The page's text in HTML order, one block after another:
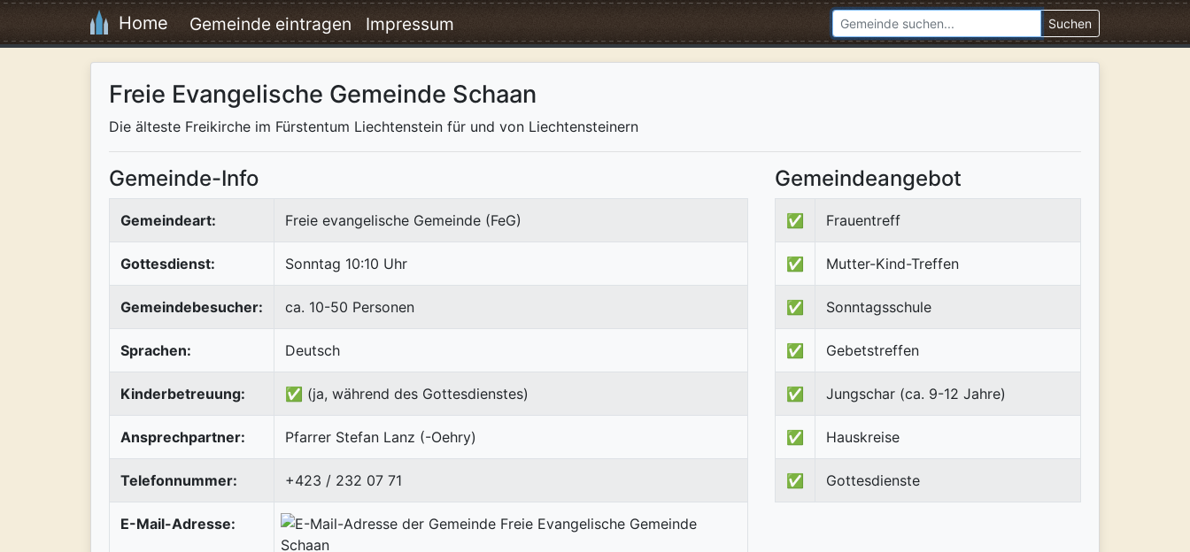
Home Gemeinde eintragen Impressum Suchen
Freie Evangelische Gemeinde Schaan
Die älteste Freikirche im Fürstentum Liechtenstein für und von Liechtensteinern
Gemeinde-Info
Gemeindeart: Freie evangelische Gemeinde (FeG)
Gottesdienst: Sonntag 10:10 Uhr
Gemeindebesucher: ca. 10-50 Personen
Sprachen: Deutsch
Kinderbetreuung: ✅ (ja, während des Gottesdienstes)
Ansprechpartner: Pfarrer Stefan Lanz (-Oehry)
Telefonnummer: +423 / 232 07 71
E-Mail-Adresse:
Gemeindeangebot
✅ Frauentreff
✅ Mutter-Kind-Treffen
✅ Sonntagsschule
✅ Gebetstreffen
✅ Jungschar (ca. 9-12 Jahre)
✅ Hauskreise
✅ Gottesdienste